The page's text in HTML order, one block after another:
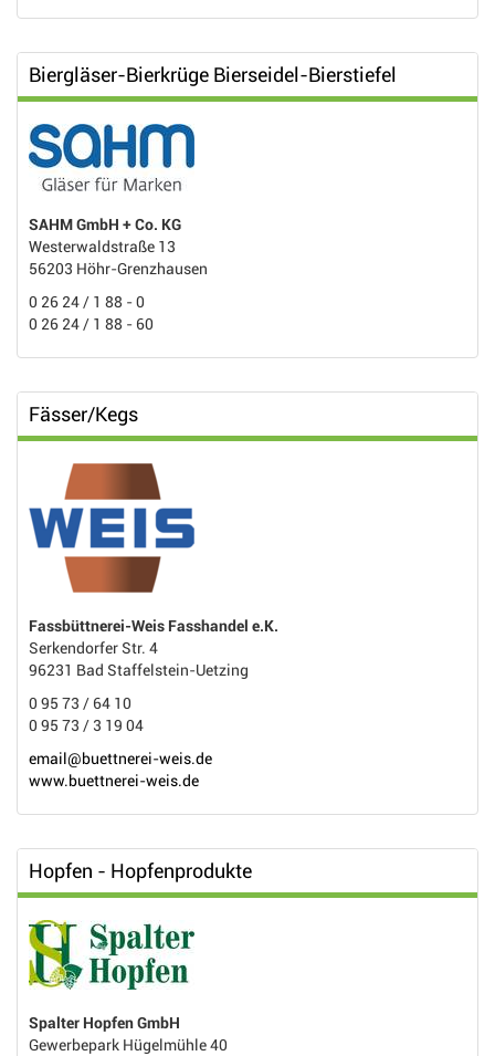
Biergläser-Bierkrüge Bierseidel-Bierstiefel
SAHM GmbH + Co. KG
Westerwaldstraße 13
56203 Höhr-Grenzhausen
0 26 24 / 1 88 - 0
0 26 24 / 1 88 - 60
Fässer/Kegs
Fassbüttnerei-Weis Fasshandel e.K.
Serkendorfer Str. 4
96231 Bad Staffelstein-Uetzing
0 95 73 / 64 10
0 95 73 / 3 19 04
email@buettnerei-weis.de
www.buettnerei-weis.de
Hopfen - Hopfenprodukte
Spalter Hopfen GmbH
Gewerbepark Hügelmühle 40